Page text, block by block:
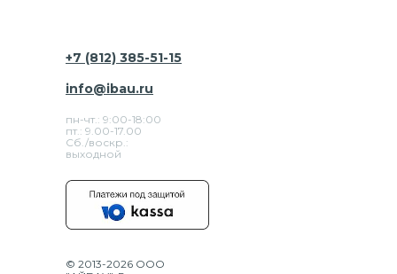
+7 (812) 385-51-15
пн-чт.: 9:00-18:00
пт.: 9.00-17.00
Сб./воскр.:
выходной
info@ibau.ru
© 2013-2026 ООО